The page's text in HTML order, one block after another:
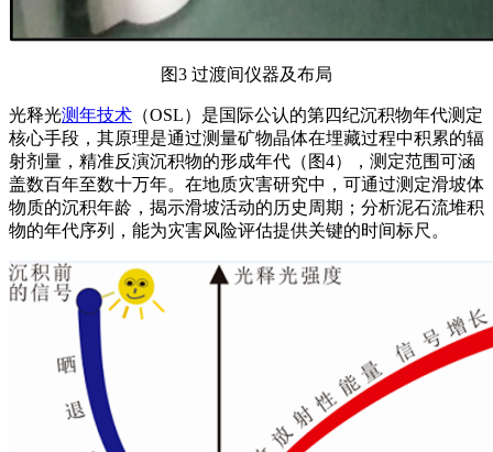
图3 过渡间仪器及布局
光释光测年技术 （OSL）是国际公认的第四纪沉积物年代测定
核心手段，其原理是通过测量矿物晶体在埋藏过程中积累的辐
射剂量，精准反演沉积物的形成年代（图4），测定范围可涵
盖数百年至数十万年。在地质灾害研究中，可通过测定滑坡体
物质的沉积年龄，揭示滑坡活动的历史周期；分析泥石流堆积
物的年代序列，能为灾害风险评估提供关键的时间标尺。